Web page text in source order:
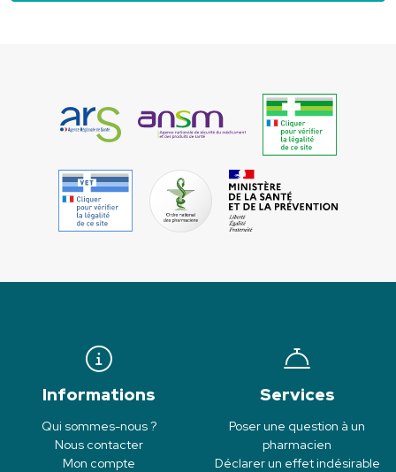
Informations
Qui sommes-nous ?
Nous contacter
Mon compte
Services
Poser une question à un
pharmacien
Déclarer un effet indésirable